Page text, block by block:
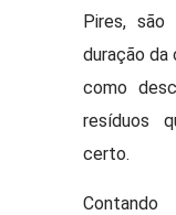
Pires,
duração da
como
resíduos
certo.